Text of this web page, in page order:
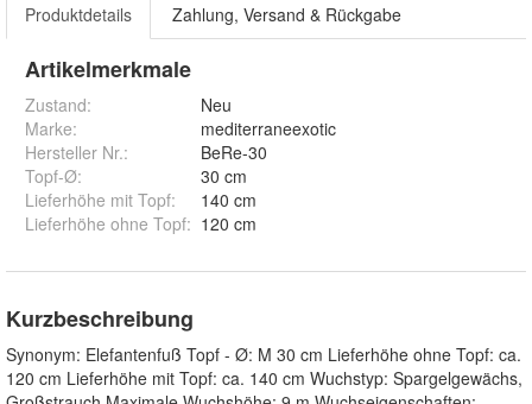
Produktdetails Zahlung, Versand & Rückgabe
Artikelmerkmale
Zustand:
Neu
Marke:
mediterraneexotic
Hersteller Nr.:
BeRe-30
Topf-Ø:
30 cm
Lieferhöhe mit Topf:
140 cm
Lieferhöhe ohne Topf: 120 cm
Kurzbeschreibung
Synonym: Elefantenfuß Topf - Ø: M 30 cm Lieferhöhe ohne Topf: ca.
120 cm Lieferhöhe mit Topf: ca. 140 cm Wuchstyp: Spargelgewächs,